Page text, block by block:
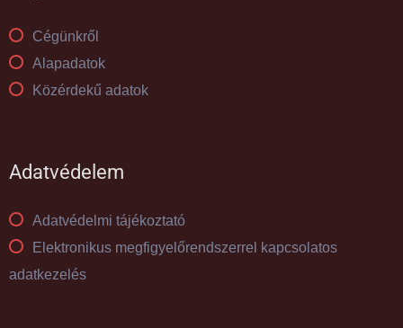
Cégünkről
Alapadatok
Közérdekű adatok
Adatvédelem
Adatvédelmi tájékoztató
Elektronikus megfigyelőrendszerrel kapcsolatos
adatkezelés